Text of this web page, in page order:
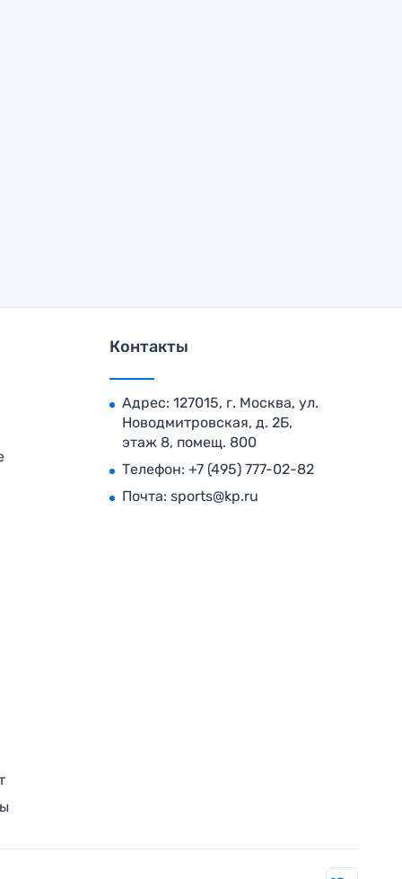
Контакты
Адрес: 127015, г. Москва, ул.
Новодмитровская, д. 2Б,
этаж 8, помещ. 800
Телефон: +7 (495) 777-02-82
Почта: sports@kp.ru